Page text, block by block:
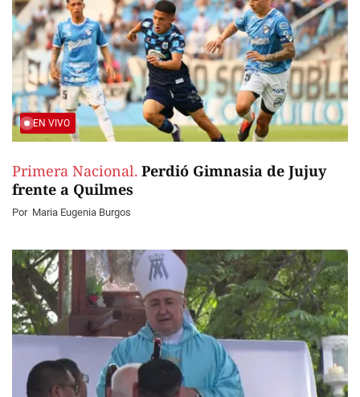
EN VIVO
Primera Nacional. Perdió Gimnasia de Jujuy
frente a Quilmes
Por Maria Eugenia Burgos